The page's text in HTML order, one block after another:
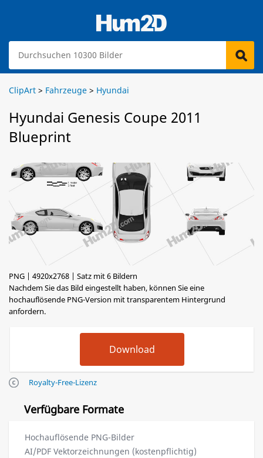
ClipArt > Fahrzeuge > Hyundai
Hyundai Genesis Coupe 2011
Blueprint
PNG | 4920x2768 | Satz mit 6 Bildern
Nachdem Sie das Bild eingestellt haben, können Sie eine
hochauflösende PNG-Version mit transparentem Hintergrund
anfordern.
Royalty-Free-Lizenz
Verfügbare Formate
Hochauflösende PNG-Bilder
AI/PDF Vektorzeichnungen (kostenpflichtig)